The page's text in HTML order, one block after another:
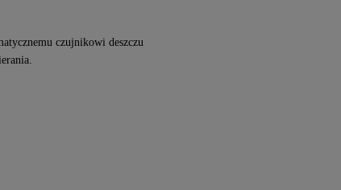
czujnikowi deszczu